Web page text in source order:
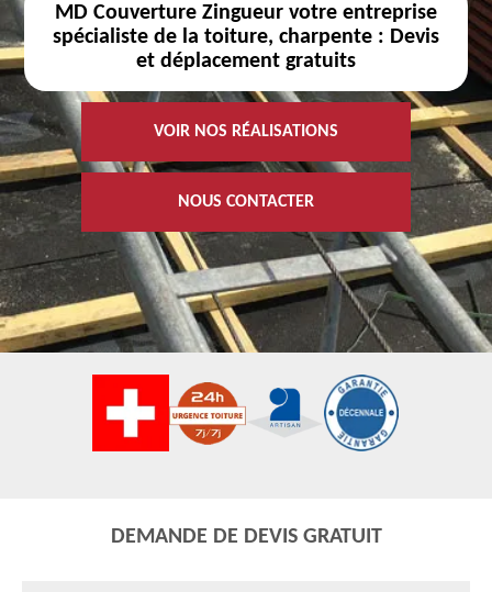
MD Couverture Zingueur votre entreprise
spécialiste de la toiture, charpente : Devis
et déplacement gratuits
VOIR NOS RÉALISATIONS
NOUS CONTACTER
DEMANDE DE DEVIS GRATUIT